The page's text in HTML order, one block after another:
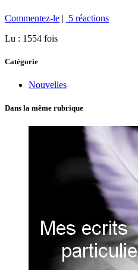
Commentez-le | 5 réactions
Lu : 1554 fois
Catégorie
Nouvelles
Dans la même rubrique